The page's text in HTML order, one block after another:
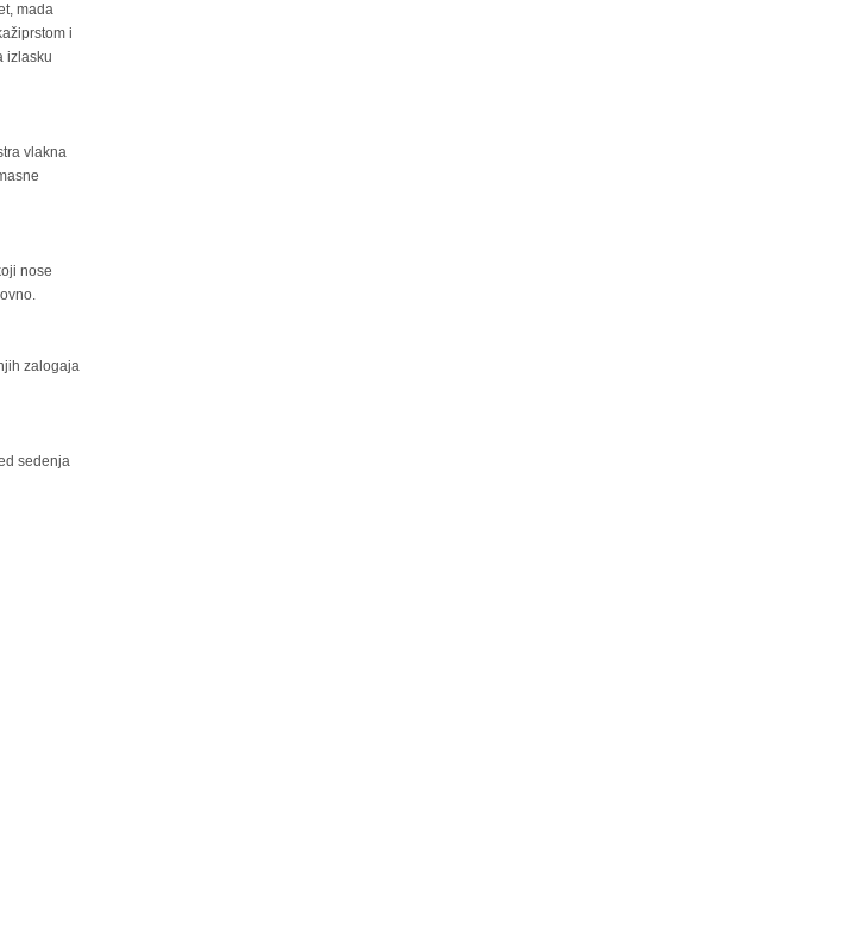
mada
i
izlasku
vlakna
nose
zalogaja
sedenja